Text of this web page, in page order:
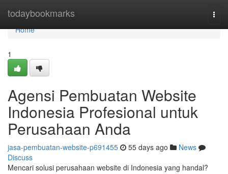
todaybookmarks
Home
Home
1
Agensi Pembuatan Website
Indonesia Profesional untuk
Perusahaan Anda
jasa-pembuatan-website-p691455 55 days ago
News
Discuss
Mencari solusi perusahaan website di Indonesia yang handal?